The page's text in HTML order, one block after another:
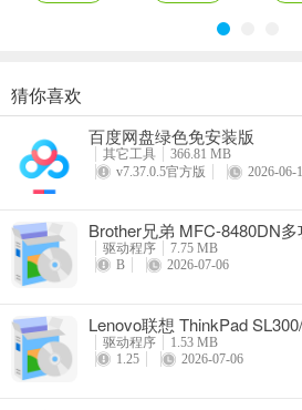
奥睿科PAS3062-2E/PAS3062-2S/PAS3064-2S2E系列扩展卡驱动
详情
Canon佳能 PowerShot A310 WIA驱动
详情
猜你喜欢
百度网盘绿色免安装版
其它工具
366.81 MB
v7.37.0.5官方版
2026-06-
Brother兄弟 MFC-8480DN
驱动
驱动程序
7.75 MB
B
2026-07-06
Lenovo联想 ThinkPad
笔记本BIOS
驱动程序
1.53 MB
1.25
2026-07-06